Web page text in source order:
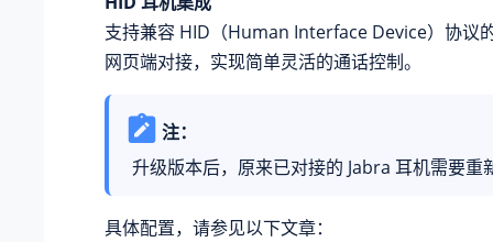
支持兼容 HID（Human Interface Device）协议
网页端对接，实现简单灵活的通话控制。
注：
升级版本后，原来已对接的 Jabra 耳机需要重
具体配置，请参见以下文章：